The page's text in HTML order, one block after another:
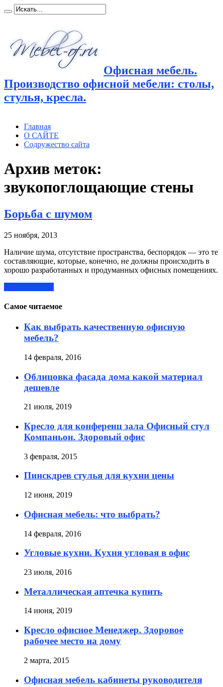
Офисная мебель.
Производство офисной мебели: столы,
стулья, кресла.
Главная
О САЙТЕ
Содружество сайта
Архив меток:
звукопоглощающие стены
Борьба с шумом
25 ноября, 2013
Наличие шума, отсутствие пространства, беспорядок — это те
составляющие, которые, конечно, не должны происходить в
хорошо разработанных и продуманных офисных помещениях.
Самое читаемое
Как выбрать качественную офисную
мебель?
14 февраля, 2016
Облицовка фасада дома какой материал
дешевле
21 июля, 2019
Кресло для конференц зала Офисный стул
Компаньон. Здоровый офис
3 февраля, 2015
Пинскдрев стулья для кухни цены
12 июня, 2019
Офисная мебель: что выбрать?
14 февраля, 2016
Угловые кухни. Кухня угловая в офис
23 июля, 2016
Металлическая аптечка купить
14 июня, 2019
Кресло офисное Менеджер. Здоровое
рабочее место на дому
2 марта, 2015
Офисная мебель кабинеты руководителя